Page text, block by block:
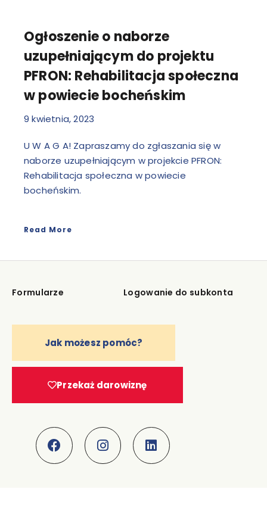
Ogłoszenie o naborze
uzupełniającym do projektu
PFRON: Rehabilitacja społeczna
w powiecie bocheńskim
9 kwietnia, 2023
U W A G A! Zapraszamy do zgłaszania się w
naborze uzupełniającym w projekcie PFRON:
Rehabilitacja społeczna w powiecie
bocheńskim.
Read More
Formularze Logowanie do subkonta
Jak możesz pomóc?
Przekaż darowiznę